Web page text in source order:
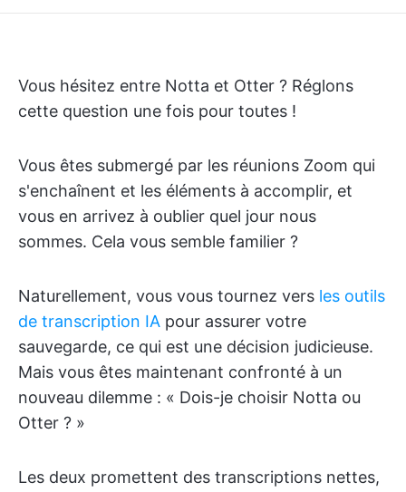
Vous hésitez entre Notta et Otter ? Réglons
cette question une fois pour toutes !
Vous êtes submergé par les réunions Zoom qui
s'enchaînent et les éléments à accomplir, et
vous en arrivez à oublier quel jour nous
sommes. Cela vous semble familier ?
Naturellement, vous vous tournez vers les outils
de transcription IA pour assurer votre
sauvegarde, ce qui est une décision judicieuse.
Mais vous êtes maintenant confronté à un
nouveau dilemme : « Dois-je choisir Notta ou
Otter ? »
Les deux promettent des transcriptions nettes,